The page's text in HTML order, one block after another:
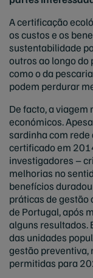
A certificação
os custos e os
sustentabilidade
outros ao longo do
como o da
podem perdurar
De facto, a viagem
económicos.
sardinha com
certificado em
investigadores –
melhorias no
benefícios
práticas de gestão
de Portugal, após
alguns resultados.
das unidades
gestão preventiva,
permitidas para